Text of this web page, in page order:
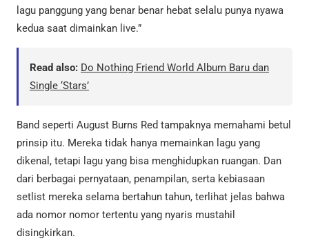
lagu panggung yang benar benar hebat selalu punya nyawa
kedua saat dimainkan live.”
Read also: Do Nothing Friend World Album Baru dan
Single ‘Stars’
Band seperti August Burns Red tampaknya memahami betul
prinsip itu. Mereka tidak hanya memainkan lagu yang
dikenal, tetapi lagu yang bisa menghidupkan ruangan. Dan
dari berbagai pernyataan, penampilan, serta kebiasaan
setlist mereka selama bertahun tahun, terlihat jelas bahwa
ada nomor nomor tertentu yang nyaris mustahil
disingkirkan.